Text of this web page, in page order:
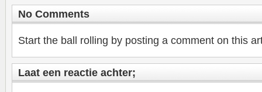
No Comments
Start the ball rolling by posting a comment on this
Laat een reactie achter;